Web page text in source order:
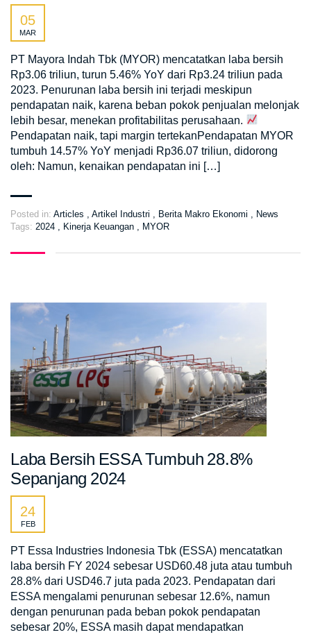
05
MAR
PT Mayora Indah Tbk (MYOR) mencatatkan laba bersih
Rp3.06 triliun, turun 5.46% YoY dari Rp3.24 triliun pada
2023. Penurunan laba bersih ini terjadi meskipun
pendapatan naik, karena beban pokok penjualan melonjak
lebih besar, menekan profitabilitas perusahaan.
Pendapatan naik, tapi margin tertekanPendapatan MYOR
tumbuh 14.57% YoY menjadi Rp36.07 triliun, didorong
oleh: Namun, kenaikan pendapatan ini […]
Posted in: Articles Artikel Industri Berita Makro Ekonomi
News
Tags: 2024 Kinerja Keuangan MYOR
Laba Bersih ESSA Tumbuh 28.8%
Sepanjang 2024
24
FEB
PT Essa Industries Indonesia Tbk (ESSA) mencatatkan
laba bersih FY 2024 sebesar USD60.48 juta atau tumbuh
28.8% dari USD46.7 juta pada 2023. Pendapatan dari
ESSA mengalami penurunan sebesar 12.6%, namun
dengan penurunan pada beban pokok pendapatan
sebesar 20%, ESSA masih dapat mendapatkan